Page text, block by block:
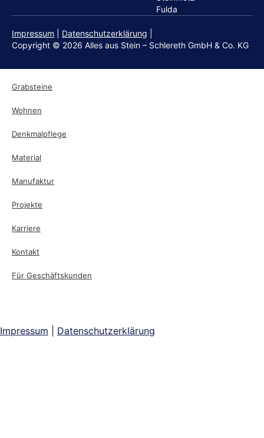
Fulda
Copyright © 2026 Alles aus Stein – Schlereth GmbH & Co. KG
Impressum Datenschutzerklärung
Grabsteine
Wohnen
Denkmalpflege
Material
Manufaktur
Projekte
Karriere
Kontakt
Für Geschäftskunden
Impressum Datenschutzerklärung